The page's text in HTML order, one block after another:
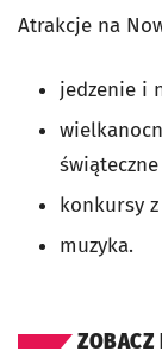
Atrakcje na
jedzenie i
konkursy
muzyka.
ZOBACZ